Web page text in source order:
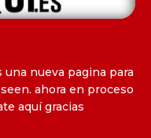
nueva pagina para
ahora en proceso
aquí gracias